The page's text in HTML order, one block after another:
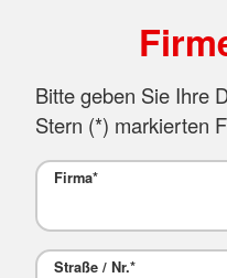
Bitte geben Sie Ihre
Stern (*) markierten
Firma*
Straße / Nr.*